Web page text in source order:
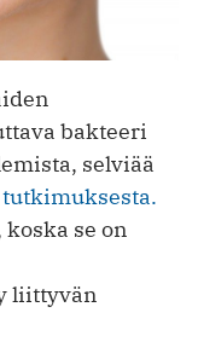
bakteeri
selviää
tutkimuksesta.
se on
liittyvän